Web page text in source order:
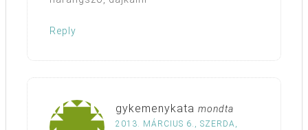
Reply
gykemenykata mondta
2013. MÁRCIUS 6., SZERDA,